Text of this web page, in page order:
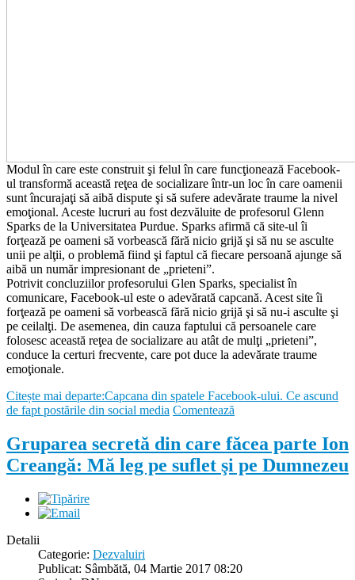
Modul în care este construit şi felul în care funcţionează Facebook-
ul transformă această reţea de socializare într-un loc în care oamenii
sunt încurajaţi să aibă dispute şi să sufere adevărate traume la nivel
emoţional. Aceste lucruri au fost dezvăluite de profesorul Glenn
Sparks de la Universitatea Purdue. Sparks afirmă că site-ul îi
forţează pe oameni să vorbească fără nicio grijă şi să nu se asculte
unii pe alţii, o problemă fiind şi faptul că fiecare persoană ajunge să
aibă un număr impresionant de „prieteni”.
Potrivit concluziilor profesorului Glen Sparks, specialist în
comunicare, Facebook-ul este o adevărată capcană. Acest site îi
forţează pe oameni să vorbească fără nicio grijă şi să nu-i asculte şi
pe ceilalţi. De asemenea, din cauza faptului că persoanele care
folosesc această reţea de socializare au atât de mulţi „prieteni”,
conduce la certuri frecvente, care pot duce la adevărate traume
emoţionale.
Citește mai departe:Capcana din spatele Facebook-ului. Ce ascund
de fapt postările din social media Comentează
Gruparea secretă din care făcea parte Ion
Creangă: Mă leg pe suflet şi pe Dumnezeu
Detalii
Categorie: Dezvaluiri
Publicat: Sâmbătă, 04 Martie 2017 08:20